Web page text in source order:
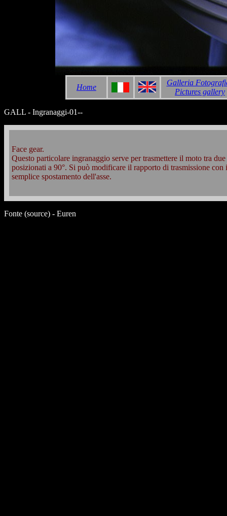
Home
Galleria
Pictures gallery
GALL - Ingranaggi-01--
Face gear.
Questo particolare ingranaggio serve per trasmettere il moto tra due
posizionati a 90°. Si può modificare il rapporto di trasmissione con
semplice spostamento dell'asse.
Fonte (source) - Euren